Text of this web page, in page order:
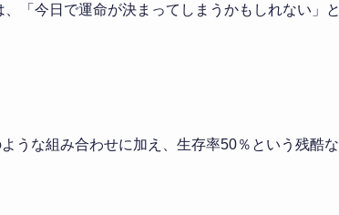
「今日で運命が決まってしまうかもしれない」と
うな組み合わせに加え、生存率50％という残酷な